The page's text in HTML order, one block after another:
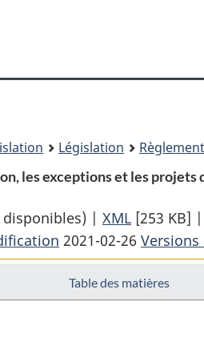
principal
À
site
version
Législation
les exceptions et les
disponibles) | XML Texte
complet
:
Règlement
[253 KB] |
2021-02-26
Table des matières